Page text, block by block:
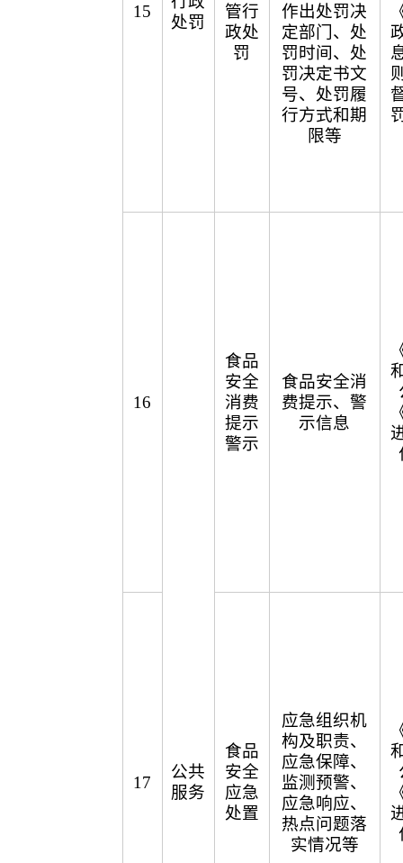
15
处罚
管行
政处
罚
作出处罚决
定部门、处
罚时间、处
罚决定书文
号、处罚履
行方式和期
限等
16
公共
服务
食品
安全
消费
提示
警示
食品安全消
费提示、警
示信息
17
食品
安全
应急
处置
应急组织机
构及职责、
应急保障、
监测预警、
应急响应、
热点问题落
实情况等